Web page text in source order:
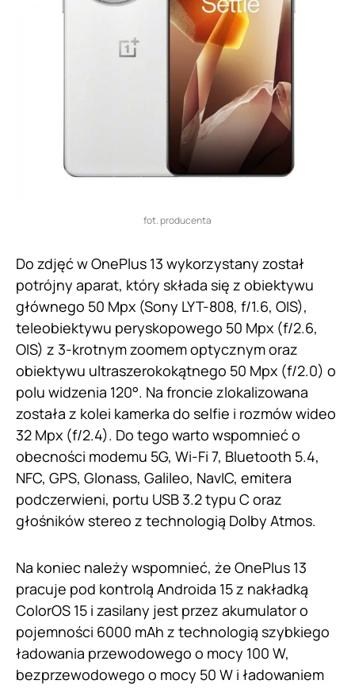
fot. producenta
Do zdjęć w OnePlus 13 wykorzystany został
potrójny aparat, który składa się z obiektywu
głównego 50 Mpx (Sony LYT-808, f/1.6, OIS),
teleobiektywu peryskopowego 50 Mpx (f/2.6,
OIS) z 3-krotnym zoomem optycznym oraz
obiektywu ultraszerokokątnego 50 Mpx (f/2.0) o
polu widzenia 120°. Na froncie zlokalizowana
została z kolei kamerka do selfie i rozmów wideo
32 Mpx (f/2.4). Do tego warto wspomnieć o
obecności modemu 5G, Wi-Fi 7, Bluetooth 5.4,
NFC, GPS, Glonass, Galileo, NavIC, emitera
podczerwieni, portu USB 3.2 typu C oraz
głośników stereo z technologią Dolby Atmos.
Na koniec należy wspomnieć, że OnePlus 13
pracuje pod kontrolą Androida 15 z nakładką
ColorOS 15 i zasilany jest przez akumulator o
pojemności 6000 mAh z technologią szybkiego
ładowania przewodowego o mocy 100 W,
bezprzewodowego o mocy 50 W i ładowaniem